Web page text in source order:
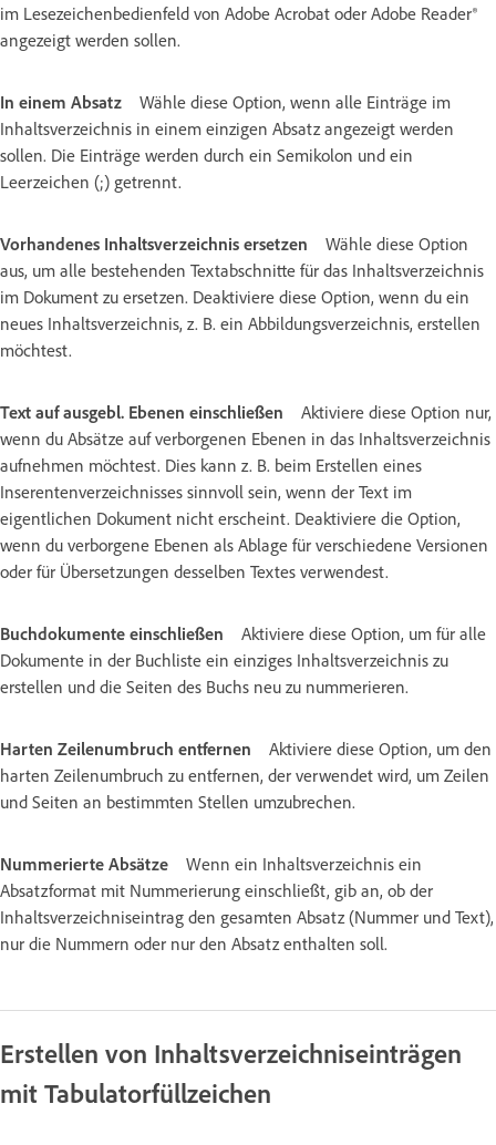
im Lesezeichenbedienfeld von Adobe Acrobat oder Adobe Reader®
angezeigt werden sollen.
In einem Absatz
Wähle diese Option, wenn alle Einträge im
Inhaltsverzeichnis in einem einzigen Absatz angezeigt werden
sollen. Die Einträge werden durch ein Semikolon und ein
Leerzeichen (;) getrennt.
Vorhandenes Inhaltsverzeichnis ersetzen
Wähle diese Option
aus, um alle bestehenden Textabschnitte für das Inhaltsverzeichnis
im Dokument zu ersetzen. Deaktiviere diese Option, wenn du ein
neues Inhaltsverzeichnis, z. B. ein Abbildungsverzeichnis, erstellen
möchtest.
Text auf ausgebl. Ebenen einschließen
Aktiviere diese Option nur,
wenn du Absätze auf verborgenen Ebenen in das Inhaltsverzeichnis
aufnehmen möchtest. Dies kann z. B. beim Erstellen eines
Inserentenverzeichnisses sinnvoll sein, wenn der Text im
eigentlichen Dokument nicht erscheint. Deaktiviere die Option,
wenn du verborgene Ebenen als Ablage für verschiedene Versionen
oder für Übersetzungen desselben Textes verwendest.
Buchdokumente einschließen
Aktiviere diese Option, um für alle
Dokumente in der Buchliste ein einziges Inhaltsverzeichnis zu
erstellen und die Seiten des Buchs neu zu nummerieren.
Harten Zeilenumbruch entfernen
Aktiviere diese Option, um den
harten Zeilenumbruch zu entfernen, der verwendet wird, um Zeilen
und Seiten an bestimmten Stellen umzubrechen.
Nummerierte Absätze
Wenn ein Inhaltsverzeichnis ein
Absatzformat mit Nummerierung einschließt, gib an, ob der
Inhaltsverzeichniseintrag den gesamten Absatz (Nummer und Text),
nur die Nummern oder nur den Absatz enthalten soll.
Erstellen von Inhaltsverzeichniseinträgen
mit Tabulatorfüllzeichen